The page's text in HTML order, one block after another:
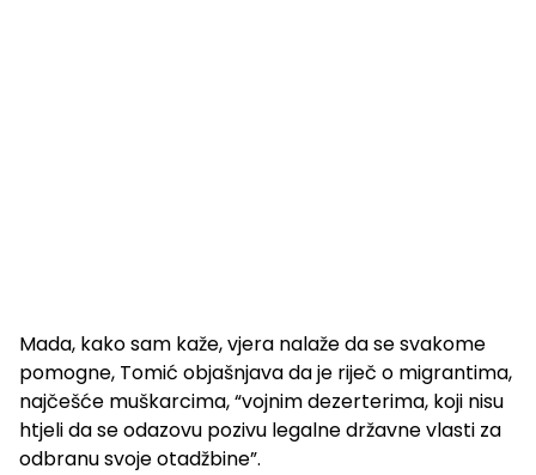
Mada, kako sam kaže, vjera nalaže da se svakome
pomogne, Tomić objašnjava da je riječ o migrantima,
najčešće muškarcima, “vojnim dezerterima, koji nisu
htjeli da se odazovu pozivu legalne državne vlasti za
odbranu svoje otadžbine”.